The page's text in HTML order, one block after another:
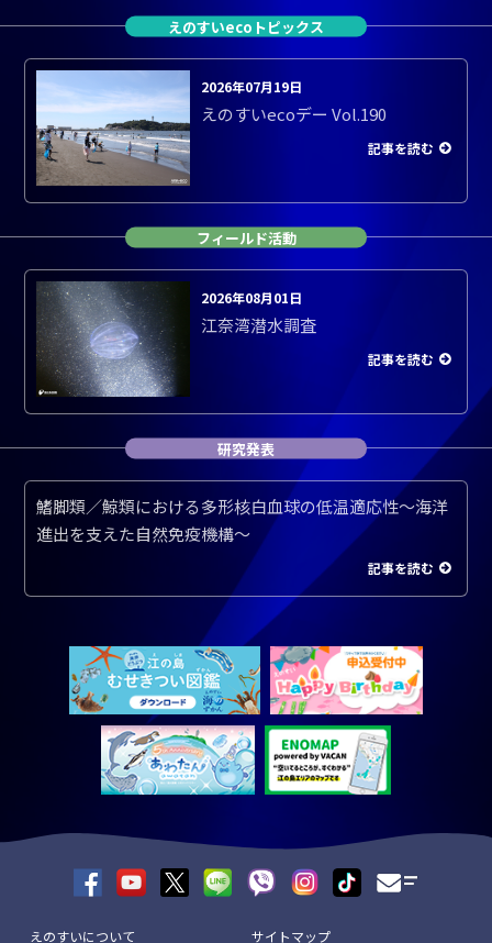
えのすいecoトピックス
2026年07月19日
えのすいecoデー Vol.190
記事を読む
フィールド活動
2026年08月01日
江奈湾潜水調査
記事を読む
研究発表
鰭脚類／鯨類における多形核白血球の低温適応性～海洋
進出を支えた自然免疫機構～
記事を読む
えのすいについて サイトマップ